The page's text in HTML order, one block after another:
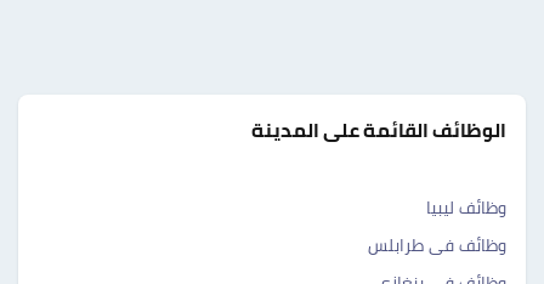
الوظائف القائمة على المدينة
وظائف ليبيا
وظائف فى طرابلس